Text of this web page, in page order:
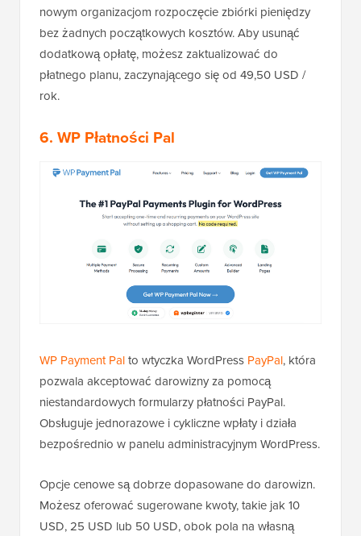
nowym organizacjom rozpoczęcie zbiórki pieniędzy
bez żadnych początkowych kosztów. Aby usunąć
dodatkową opłatę, możesz zaktualizować do
płatnego planu, zaczynającego się od 49,50 USD /
rok.
6. WP Płatności Pal
WP Payment Palto wtyczka WordPress PayPal, która
pozwala akceptować darowizny za pomocą
niestandardowych formularzy płatności PayPal.
Obsługuje jednorazowe i cykliczne wpłaty i działa
bezpośrednio w panelu administracyjnym WordPress.
Opcje cenowe są dobrze dopasowane do darowizn.
Możesz oferować sugerowane kwoty, takie jak 10
USD, 25 USD lub 50 USD, obok pola na własną